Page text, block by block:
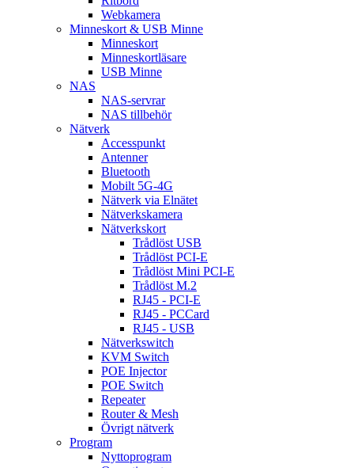
Webkamera
Minneskort & USB Minne
Minneskort
Minneskortläsare
USB Minne
NAS
NAS-servrar
NAS tillbehör
Nätverk
Accesspunkt
Antenner
Bluetooth
Mobilt 5G-4G
Nätverk via Elnätet
Nätverkskamera
Nätverkskort
Trådlöst USB
Trådlöst PCI-E
Trådlöst Mini PCI-E
Trådlöst M.2
RJ45 - PCI-E
RJ45 - PCCard
RJ45 - USB
Nätverkswitch
KVM Switch
POE Injector
POE Switch
Repeater
Router & Mesh
Övrigt nätverk
Program
Nyttoprogram